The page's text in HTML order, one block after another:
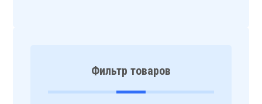
Фильтр товаров